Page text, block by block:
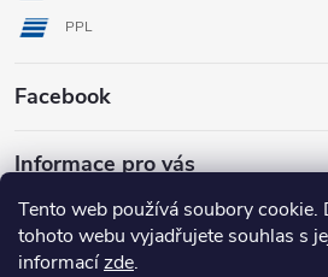
Tento web používá soubory cookie.
tohoto webu vyjadřujete souhlas s
informacízde.
PPL
Facebook
Informace pro vás